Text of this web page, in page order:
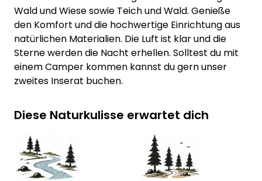
Wald und Wiese sowie Teich und Wald. Genieße
den Komfort und die hochwertige Einrichtung aus
natürlichen Materialien. Die Luft ist klar und die
Sterne werden die Nacht erhellen. Solltest du mit
einem Camper kommen kannst du gern unser
zweites Inserat buchen.
Diese Naturkulisse erwartet dich